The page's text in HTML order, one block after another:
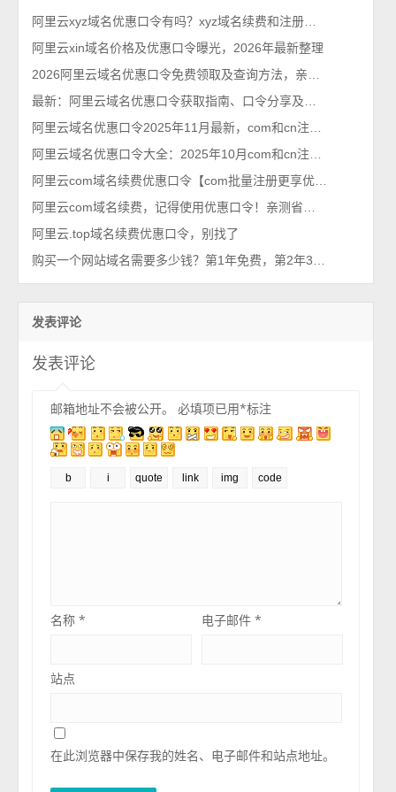
阿里云xyz域名优惠口令有吗？xyz域名续费和注册使用
阿里云xin域名价格及优惠口令曝光，2026年最新整理
2026阿里云域名优惠口令免费领取及查询方法，亲测有效！
最新：阿里云域名优惠口令获取指南、口令分享及使用方法
阿里云域名优惠口令2025年11月最新，com和cn注册和续费优惠口令大全
阿里云域名优惠口令大全：2025年10月com和cn注册和续费使用
阿里云com域名续费优惠口令【com批量注册更享优惠】亲测有效
阿里云com域名续费，记得使用优惠口令！亲测省钱！
阿里云.top域名续费优惠口令，别找了
购买一个网站域名需要多少钱？第1年免费，第2年35元
发表评论
发表评论
邮箱地址不会被公开。 必填项已用*标注
名称* 电子邮件*
站点
在此浏览器中保存我的姓名、电子邮件和站点地址。